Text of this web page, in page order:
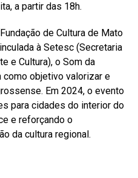
a partir das 18h.
de Cultura de Mato
à Setesc (Secretaria
e Cultura), o Som da
como objetivo valorizar e
Em 2024, o evento
para cidades do interior do
e reforçando o
da cultura regional.